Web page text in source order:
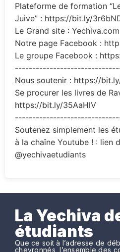
Plateforme de formation
Juive” : https://bit.ly/
Le Grand site : Yechiva.com
Notre page Facebook :
Le groupe Facebook :
Nous soutenir : https://
Se procurer les livres de
https://bit.ly/35AaHlV
Soutenez simplement les
à la chaîne Youtube ! : lien
@yechivaetudiants
La Yechiva
étudiants
Que ce soit à l’adresse de
chevronnés, l’ensemble des